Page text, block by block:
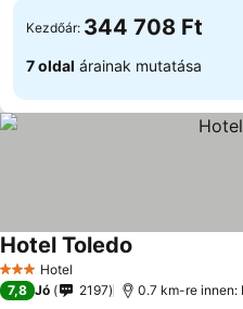
Kezdőár: 344 708 Ft
7 oldal árainak mutatása
3 Kategória
Hotel
Hotel Toledo
7,8 Jó 2197 0.7 km-re innen: